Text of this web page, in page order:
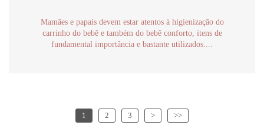
Mamães e papais devem estar atentos à higienização do
carrinho do bebê e também do bebê conforto, itens de
fundamental importância e bastante utilizados....
1 2 3 > >>